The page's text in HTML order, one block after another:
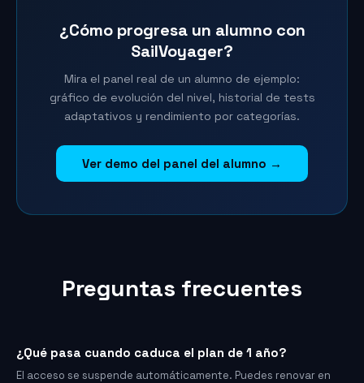
¿Cómo progresa un alumno con
SailVoyager?
Mira el panel real de un alumno de ejemplo:
gráfico de evolución del nivel, historial de tests
adaptativos y rendimiento por categorías.
Ver demo del panel del alumno →
Preguntas frecuentes
¿Qué pasa cuando caduca el plan de 1 año?
El acceso se suspende automáticamente. Puedes renovar en